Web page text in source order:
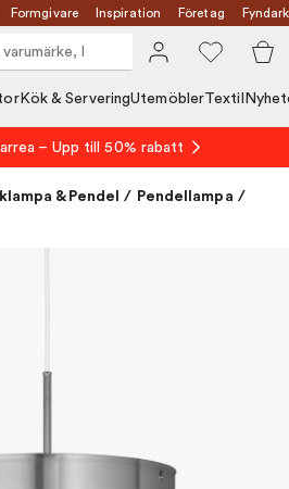
Formgivare Inspiration Företag
Kök & ServeringUtemöblerTextil
– Upp till 50% rabatt
& Pendel / Pendellampa /